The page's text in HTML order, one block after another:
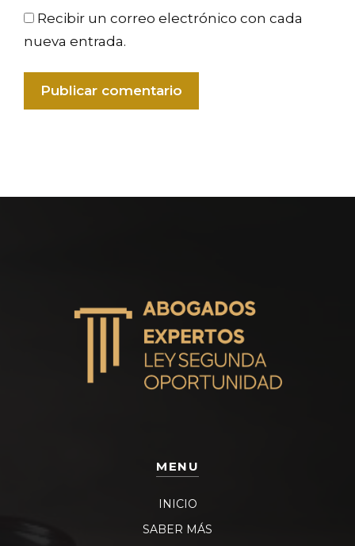
Recibir un correo electrónico con cada
nueva entrada.
MENU
INICIO
SABER MÁS